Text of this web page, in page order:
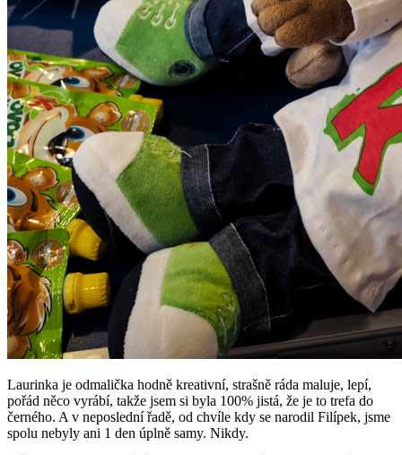
Laurinka je odmalička hodně kreativní, strašně ráda maluje, lepí,
pořád něco vyrábí, takže jsem si byla 100% jistá, že je to trefa do
černého. A v neposlední řadě, od chvíle kdy se narodil Filípek, jsme
spolu nebyly ani 1 den úplně samy. Nikdy.